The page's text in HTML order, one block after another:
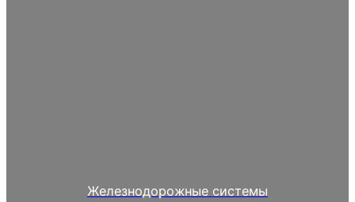
Железнодорожные системы